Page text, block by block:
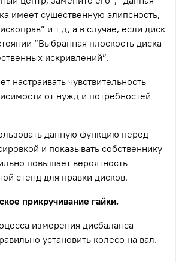
имеет существенную элипсность,
и т д, а в случае, если диск
“Выбранная плоскость диска
искривлений”.
настраивать чувствительность
от нужд и потребностей
данную функцию перед
и показывать собственнику
повышает вероятность
стенд для правки дисков.
прикручивание гайки.
измерения дисбаланса
установить колесо на вал.